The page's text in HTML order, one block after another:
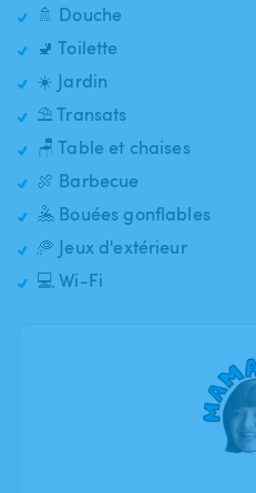
🚿 Douche
🚽 Toilette
☀️ Jardin
⛱️ Transats
🪑 Table et chaises
🍖 Barbecue
🤽 Bouées gonflables
🥏 Jeux d'extérieur
💻 Wi-Fi